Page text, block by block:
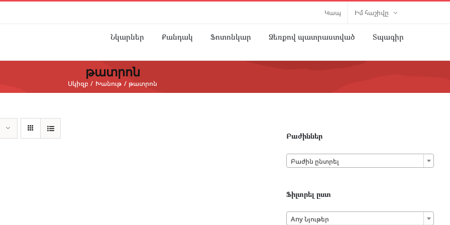
Կապ Իմ հաշիվը
Նկարներ Քանդակ Ֆոտոնկար Ձեռքով պատրաստված Տպագիր
թատրոն
Սկիզբ Խանութ թատրոն
Բաժիններ
Բաժին ընտրել
Ֆիլտրել ըստ
Any Նյութեր